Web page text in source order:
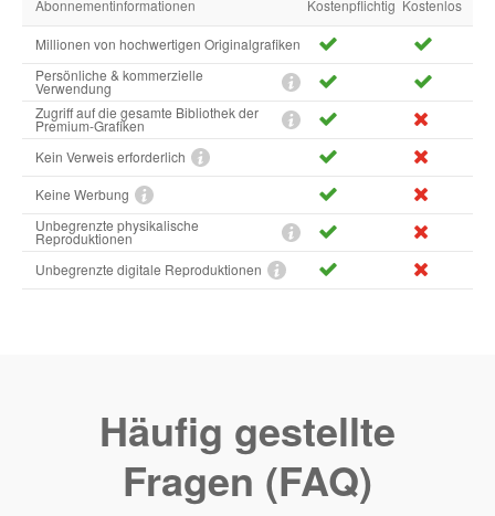
Abonnementinformationen Kostenpflichtig Kostenlos
Millionen von hochwertigen Originalgrafiken
Persönliche & kommerzielle
Verwendung
Zugriff auf die gesamte Bibliothek der
Premium-Grafiken
Kein Verweis erforderlich
Keine Werbung
Unbegrenzte physikalische
Reproduktionen
Unbegrenzte digitale Reproduktionen
Häufig gestellte
Fragen (FAQ)